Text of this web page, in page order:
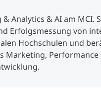
Analytics & AI am MCI.
Erfolgsmessung von
Hochschulen und
Marketing,